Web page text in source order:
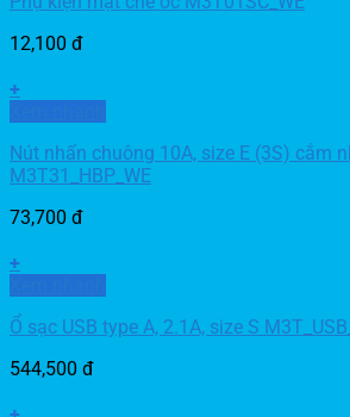
12,100 đ
+
Nút nhấn chuông 10A, size E (3S) cắm
M3T31_HBP_WE
73,700 đ
+
Ổ sạc USB type A, 2.1A, size S
544,500 đ